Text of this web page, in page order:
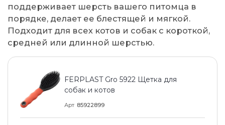
поддерживает шерсть вашего питомца в
порядке, делает ее блестящей и мягкой.
Подходит для всех котов и собак с короткой,
средней или длинной шерстью.
FERPLAST Gro 5922 Щетка для
собак и котов
Арт 85922899